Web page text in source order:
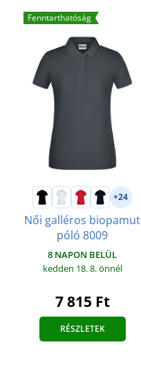
Fenntarthatóság
+24
Női galléros biopamut
póló 8009
8 NAPON BELÜL
kedden 18. 8.önnél
7 815 Ft
RÉSZLETEK